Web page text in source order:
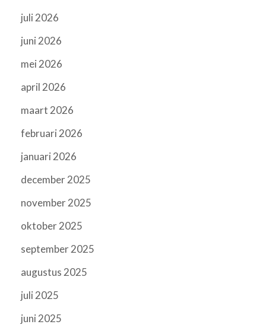
juli 2026
juni 2026
mei 2026
april 2026
maart 2026
februari 2026
januari 2026
december 2025
november 2025
oktober 2025
september 2025
augustus 2025
juli 2025
juni 2025